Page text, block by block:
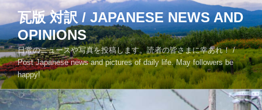
ン
ン
ツ
へ
ス
キ
瓦版 対訳 / JAPANESE NEWS AND
OPINIONS
日常のニュースや写真を投稿します。読者の皆さまに幸あれ！ /
Post Japanese news and pictures of daily life. May followers be
happy!